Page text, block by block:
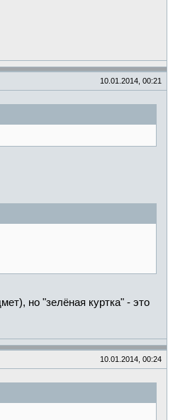
10.01.2014, 00:21
но "зелёная куртка" - это
10.01.2014, 00:24